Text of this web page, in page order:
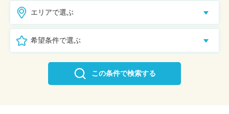
エリアで選ぶ
希望条件で選ぶ
この条件で検索する